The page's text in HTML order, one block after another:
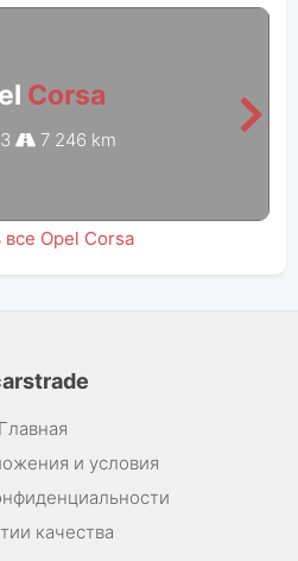
Corsa
7 246 km
все Opel Corsa
Главная
и условия
качества